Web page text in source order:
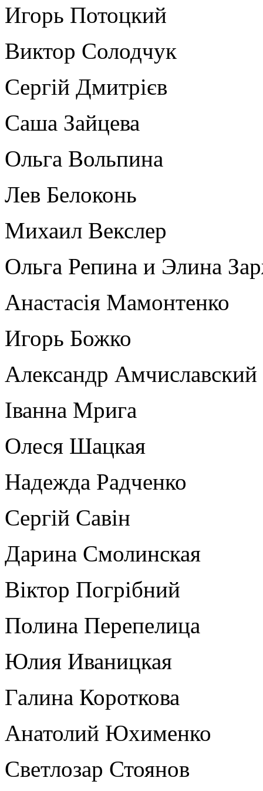
Игорь Потоцкий
Виктор Солодчук
Сергій Дмитрієв
Саша Зайцева
Ольга Вольпина
Лев Белоконь
Михаил Векслер
Ольга Репина и Элина
Анастасія Мамонтенко
Игорь Божко
Александр Амчиславский
Іванна Мрига
Олеся Шацкая
Надежда Радченко
Сергій Савін
Дарина Смолинская
Віктор Погрібний
Полина Перепелица
Юлия Иваницкая
Галина Короткова
Анатолий Юхименко
Светлозар Стоянов